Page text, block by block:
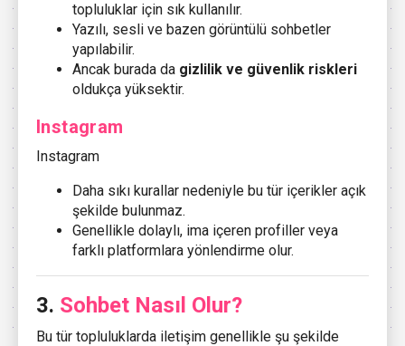
topluluklar için sık kullanılır.
Yazılı, sesli ve bazen görüntülü sohbetler
yapılabilir.
Ancak burada da gizlilik ve güvenlik riskleri
oldukça yüksektir.
Instagram
Instagram
Daha sıkı kurallar nedeniyle bu tür içerikler açık
şekilde bulunmaz.
Genellikle dolaylı, ima içeren profiller veya
farklı platformlara yönlendirme olur.
3. Sohbet Nasıl Olur?
Bu tür topluluklarda iletişim genellikle şu şekilde